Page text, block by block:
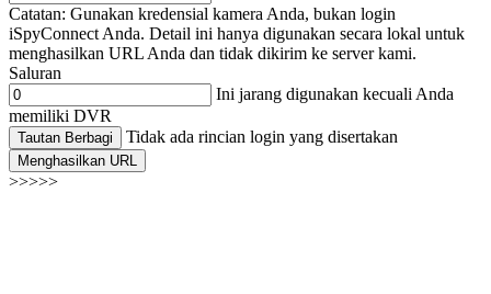
Catatan: Gunakan kredensial kamera Anda, bukan login
iSpyConnect Anda. Detail ini hanya digunakan secara lokal untuk
menghasilkan URL Anda dan tidak dikirim ke server kami.
Saluran
Ini jarang digunakan kecuali Anda
memiliki DVR
Tautan Berbagi Tidak ada rincian login yang disertakan
Menghasilkan URL
>>>>>